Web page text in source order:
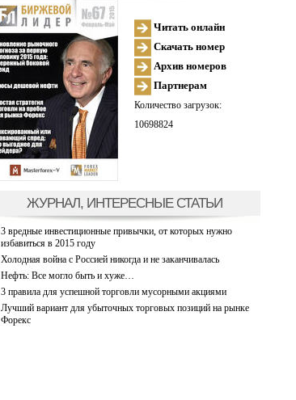
Читать онлайн
Скачать номер
Архив номеров
Партнерам
Количество загрузок:
10698824
ЖУРНАЛ, ИНТЕРЕСНЫЕ СТАТЬИ
3 вредные инвестиционные привычки, от которых нужно
избавиться в 2015 году
Холодная война с Россией никогда и не заканчивалась
Нефть: Все могло быть и хуже…
3 правила для успешной торговли мусорными акциями
Лучший вариант для убыточных торговых позиций на рынке
Форекс